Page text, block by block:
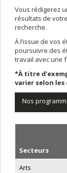
Vous rédigerez
résultats de
recherche.
À l’issue de vos
poursuivre des
travail avec une
*À titre
varier selon
Nos
Secteurs
Arts